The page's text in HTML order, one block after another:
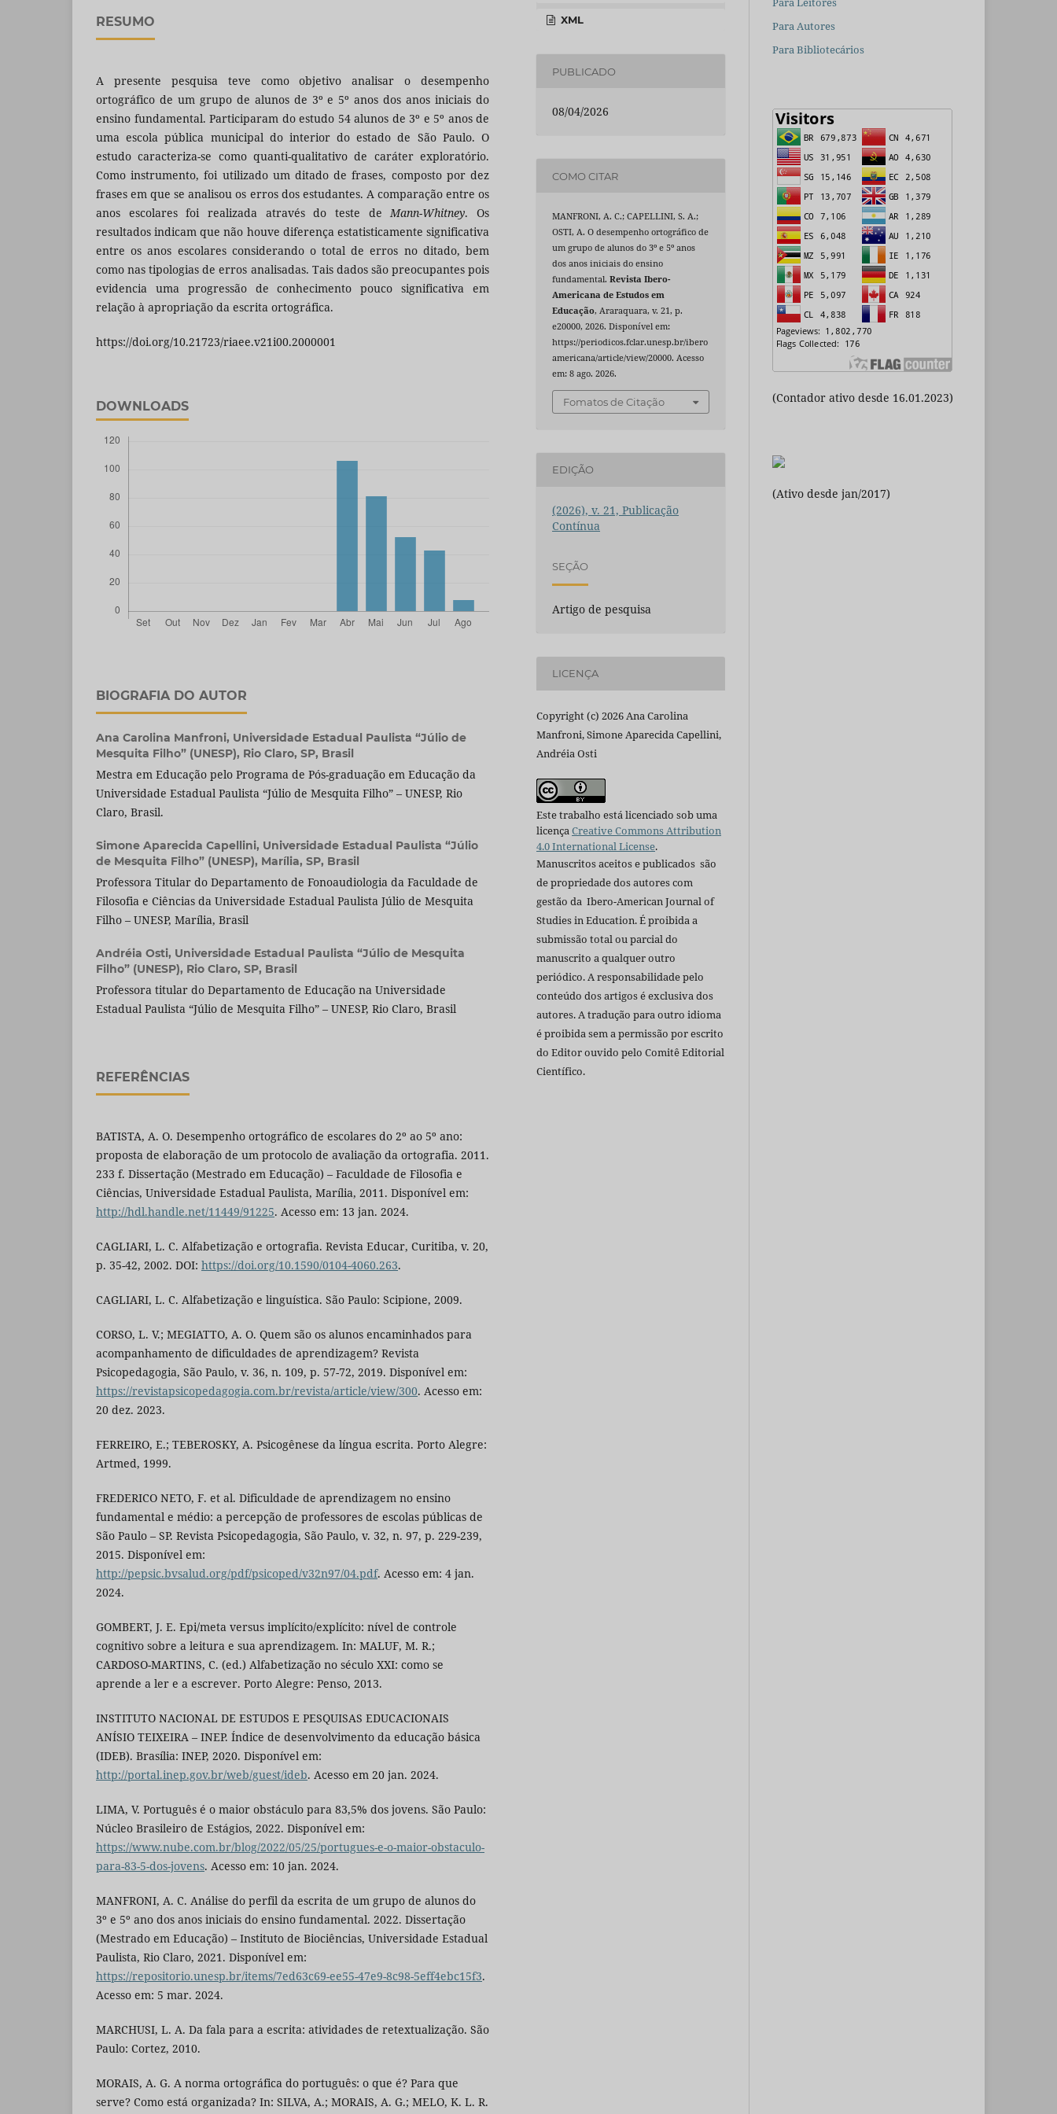
RESUMO
A presente pesquisa teve como objetivo analisar o desempenho
ortográfico de um grupo de alunos de 3º e 5º anos dos anos iniciais do
ensino fundamental. Participaram do estudo 54 alunos de 3º e 5º anos de
uma escola pública municipal do interior do estado de São Paulo. O
estudo caracteriza-se como quanti-qualitativo de caráter exploratório.
Como instrumento, foi utilizado um ditado de frases, composto por dez
frases em que se analisou os erros dos estudantes. A comparação entre os
anos escolares foi realizada através do teste de Mann-Whitney. Os
resultados indicam que não houve diferença estatisticamente significativa
entre os anos escolares considerando o total de erros no ditado, bem
como nas tipologias de erros analisadas. Tais dados são preocupantes pois
evidencia uma progressão de conhecimento pouco significativa em
relação à apropriação da escrita ortográfica.
https://doi.org/10.21723/riaee.v21i00.2000001
DOWNLOADS
BIOGRAFIA DO AUTOR
Ana Carolina Manfroni, Universidade Estadual Paulista “Júlio de
Mesquita Filho” (UNESP), Rio Claro, SP, Brasil
Mestra em Educação pelo Programa de Pós-graduação em Educação da
Universidade Estadual Paulista “Júlio de Mesquita Filho” – UNESP, Rio
Claro, Brasil.
Simone Aparecida Capellini, Universidade Estadual Paulista “Júlio
de Mesquita Filho” (UNESP), Marília, SP, Brasil
Professora Titular do Departamento de Fonoaudiologia da Faculdade de
Filosofia e Ciências da Universidade Estadual Paulista Júlio de Mesquita
Filho – UNESP, Marília, Brasil
Andréia Osti, Universidade Estadual Paulista “Júlio de Mesquita
Filho” (UNESP), Rio Claro, SP, Brasil
Professora titular do Departamento de Educação na Universidade
Estadual Paulista “Júlio de Mesquita Filho” – UNESP, Rio Claro, Brasil
REFERÊNCIAS
BATISTA, A. O. Desempenho ortográfico de escolares do 2º ao 5º ano:
proposta de elaboração de um protocolo de avaliação da ortografia. 2011.
233 f. Dissertação (Mestrado em Educação) – Faculdade de Filosofia e
Ciências, Universidade Estadual Paulista, Marília, 2011. Disponível em:
http://hdl.handle.net/11449/91225. Acesso em: 13 jan. 2024.
CAGLIARI, L. C. Alfabetização e ortografia. Revista Educar, Curitiba, v. 20,
p. 35-42, 2002. DOI: https://doi.org/10.1590/0104-4060.263.
CAGLIARI, L. C. Alfabetização e linguística. São Paulo: Scipione, 2009.
CORSO, L. V.; MEGIATTO, A. O. Quem são os alunos encaminhados para
acompanhamento de dificuldades de aprendizagem? Revista
Psicopedagogia, São Paulo, v. 36, n. 109, p. 57-72, 2019. Disponível em:
https://revistapsicopedagogia.com.br/revista/article/view/300. Acesso em:
20 dez. 2023.
FERREIRO, E.; TEBEROSKY, A. Psicogênese da língua escrita. Porto Alegre:
Artmed, 1999.
FREDERICO NETO, F. et al. Dificuldade de aprendizagem no ensino
fundamental e médio: a percepção de professores de escolas públicas de
São Paulo – SP. Revista Psicopedagogia, São Paulo, v. 32, n. 97, p. 229-239,
2015. Disponível em:
http://pepsic.bvsalud.org/pdf/psicoped/v32n97/04.pdf. Acesso em: 4 jan.
2024.
GOMBERT, J. E. Epi/meta versus implícito/explícito: nível de controle
cognitivo sobre a leitura e sua aprendizagem. In: MALUF, M. R.;
CARDOSO-MARTINS, C. (ed.) Alfabetização no século XXI: como se
aprende a ler e a escrever. Porto Alegre: Penso, 2013.
INSTITUTO NACIONAL DE ESTUDOS E PESQUISAS EDUCACIONAIS
ANÍSIO TEIXEIRA – INEP. Índice de desenvolvimento da educação básica
(IDEB). Brasília: INEP, 2020. Disponível em:
http://portal.inep.gov.br/web/guest/ideb. Acesso em 20 jan. 2024.
LIMA, V. Português é o maior obstáculo para 83,5% dos jovens. São Paulo:
Núcleo Brasileiro de Estágios, 2022. Disponível em:
https://www.nube.com.br/blog/2022/05/25/portugues-e-o-maior-obstaculo-
para-83-5-dos-jovens. Acesso em: 10 jan. 2024.
MANFRONI, A. C. Análise do perfil da escrita de um grupo de alunos do
3º e 5º ano dos anos iniciais do ensino fundamental. 2022. Dissertação
(Mestrado em Educação) – Instituto de Biociências, Universidade Estadual
Paulista, Rio Claro, 2021. Disponível em:
https://repositorio.unesp.br/items/7ed63c69-ee55-47e9-8c98-5eff4ebc15f3.
Acesso em: 5 mar. 2024.
MARCHUSI, L. A. Da fala para a escrita: atividades de retextualização. São
Paulo: Cortez, 2010.
MORAIS, A. G. A norma ortográfica do português: o que é? Para que
serve? Como está organizada? In: SILVA, A.; MORAIS, A. G.; MELO, K. L. R.
XML
PUBLICADO
08/04/2026
COMO CITAR
MANFRONI, A. C.; CAPELLINI, S. A.;
OSTI, A. O desempenho ortográfico de
um grupo de alunos do 3º e 5º anos
dos anos iniciais do ensino
fundamental.Revista Ibero-
Americana de Estudos em
Educação, Araraquara, v. 21, p.
e20000, 2026. Disponível em:
https://periodicos.fclar.unesp.br/ibero
americana/article/view/20000. Acesso
em: 8 ago. 2026.
Fomatos de Citação
EDIÇÃO
(2026), v. 21, Publicação
Contínua
SEÇÃO
Artigo de pesquisa
LICENÇA
Copyright (c) 2026 Ana Carolina
Manfroni, Simone Aparecida Capellini,
Andréia Osti
Este trabalho está licenciado sob uma
licençaCreative Commons Attribution
4.0 International License.
Manuscritos aceitos e publicados são
de propriedade dos autores com
gestão da Ibero-American Journal of
Studies in Education. É proibida a
submissão total ou parcial do
manuscrito a qualquer outro
periódico. A responsabilidade pelo
conteúdo dos artigos é exclusiva dos
autores. A tradução para outro idioma
é proibida sem a permissão por escrito
do Editor ouvido pelo Comitê Editorial
Científico.
Para Autores
Para Bibliotecários
(Contador ativo desde 16.01.2023)
(Ativo desde jan/2017)